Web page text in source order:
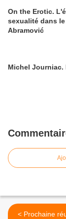
On the Erotic.
sexualité dans
Abramović
Michel
< Prochaine réunion de la